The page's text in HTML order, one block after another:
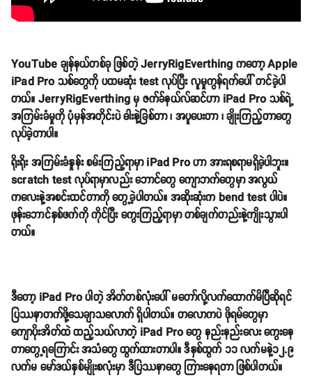
YouTube ချန်နယ်တစ်ခု ဖြစ်တဲ့ JerryRigEverthing ကတော့ Apple
iPad Pro သစ်တွေကို ပထမဆုံး test လုပ်ပြီး လူမှုကွန်ရက်ပေါ် တင်ခဲ့ပါ
တယ်။ JerryRigEverthing မှ ဇက်ခ်နယ်လ်ဆင်ဟာ iPad Pro သစ်ရဲ့
အကြမ်းခံမှုကို ပုံမှန်အတိုင်းပဲ ဓါးနဲ့ခြစ်တာ ၊ အပူပေးတာ ၊ ချိုးကြည့်တာတွေ
လုပ်ခဲ့တာပါ။
ရိုးရိုး အကြမ်းခံနှုန်း စမ်းကြည့်ရာမှာ iPad Pro ဟာ အားရစရာမရှိခဲ့ပါဘူး။
scratch test လုပ်ရာမှာလည်း ဘောင်တွေ ကျောဘက်တွေမှာ အလွယ်
ကလေးနဲ့အစင်းထင်တာကို တွေ့ခဲ့ပါတယ်။ အဆိုးဆုံးက bend test ပါပဲ။
ဖုန်းဘောင်နှစ်ဖက်ကို ကိုင်ပြီး ကွေးကြည့်ရာမှာ တစ်ချက်တည်းနဲ့ကျိုးသွားပါ
တယ်။
ဒီတော့ iPad Pro ပါတဲ့ အိတ်တစ်လုံးပေါ် မတော်လို့လက်ထောက်မိပြီဆိုရင်
ပြဿနာတက်ဖို့သေချာသလောက် ရှိပါတယ်။ တလောကပဲ ဖိုရမ်တွေမှာ
ကျောပိုးအိတ်ထဲ ထည့်သယ်လာတဲ့ iPad Pro တွေ နည်းနည်းလေး ကွေးနေ
တာတွေ့ရကြောင်း အသံတွေ ထွက်ထားတာပါ။ ဒီနှစ်ထွက် ၁၁ လက်မနဲ့၁၂.၉
လက်မ မော်ဒယ်နှစ်မျိုးစလုံးမှာ ဒီပြဿနာတွေ ကြားနေရတာ ဖြစ်ပါတယ်။